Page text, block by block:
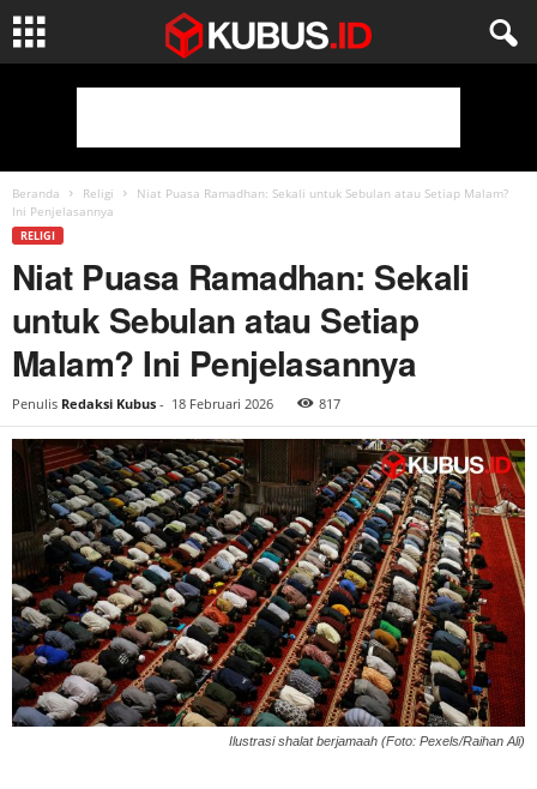
Beranda Religi
Niat Puasa Ramadhan: Sekali untuk Sebulan atau Setiap Malam?
Ini Penjelasannya
RELIGI
Niat Puasa Ramadhan: Sekali
untuk Sebulan atau Setiap
Malam? Ini Penjelasannya
Penulis Redaksi Kubus - 18 Februari 2026 817
Ilustrasi shalat berjamaah (Foto: Pexels/Raihan Ali)